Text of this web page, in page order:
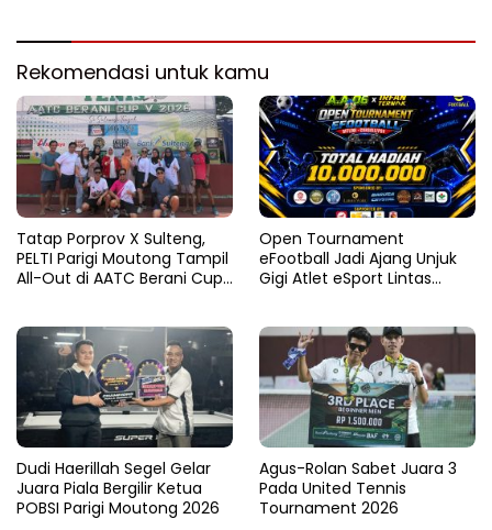
Rekomendasi untuk kamu
Tatap Porprov X Sulteng,
PELTI Parigi Moutong Tampil
All-Out di AATC Berani Cup
Open Tournament
eFootball Jadi Ajang Unjuk
Gigi Atlet eSport Lintas
Dudi Haerillah Segel Gelar
Juara Piala Bergilir Ketua
POBSI Parigi Moutong 2026
Agus-Rolan Sabet Juara 3
Pada United Tennis
Tournament 2026